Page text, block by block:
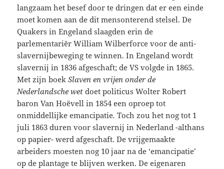
langzaam het besef door te dringen dat er een einde
moet komen aan de dit mensonterend stelsel. De
Quakers in Engeland slaagden erin de
parlementariër William Wilberforce voor de anti-
slavernijbeweging te winnen. In Engeland wordt
slavernij in 1836 afgeschaft; de VS volgde in 1865.
Met zijn boekSlaven en vrijen onder de
Nederlandsche wet doet politicus Wolter Robert
baron Van Hoëvell in 1854 een oproep tot
onmiddellijke emancipatie. Toch zou het nog tot 1
juli 1863 duren voor slavernij in Nederland -althans
op papier- werd afgeschaft. De vrijgemaakte
arbeiders moesten nog 10 jaar na de ‘emancipatie’
op de plantage te blijven werken. De eigenaren